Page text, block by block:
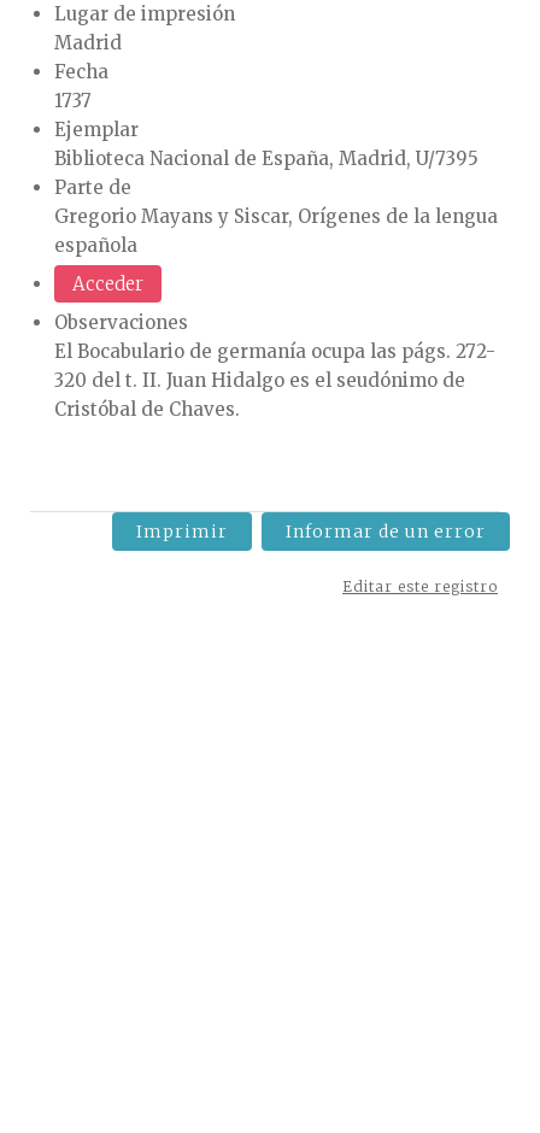
Lugar de impresión
Madrid
Fecha
1737
Ejemplar
Biblioteca Nacional de España, Madrid, U/7395
Parte de
Gregorio Mayans y Siscar, Orígenes de la lengua
española
Acceder
Observaciones
El Bocabulario de germanía ocupa las págs. 272-
320 del t. II. Juan Hidalgo es el seudónimo de
Cristóbal de Chaves.
Imprimir Informar de un error
Editar este registro